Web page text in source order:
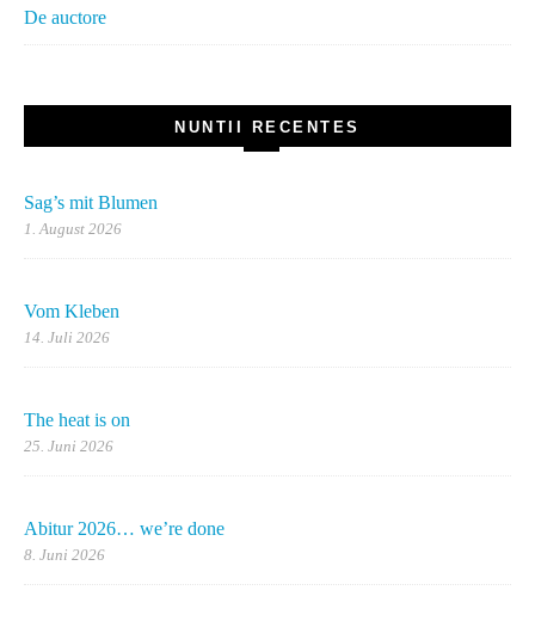
De auctore
NUNTII RECENTES
Sag’s mit Blumen
1. August 2026
Vom Kleben
14. Juli 2026
The heat is on
25. Juni 2026
Abitur 2026… we’re done
8. Juni 2026